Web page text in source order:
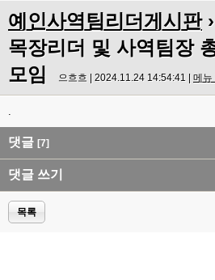
예인사역팀리더게시판
목장리더 및 사역팀장
모임
으흐흐 | 2024.11.24 14:54:41 | 메뉴
.
댓글 [7]
댓글 쓰기
목록